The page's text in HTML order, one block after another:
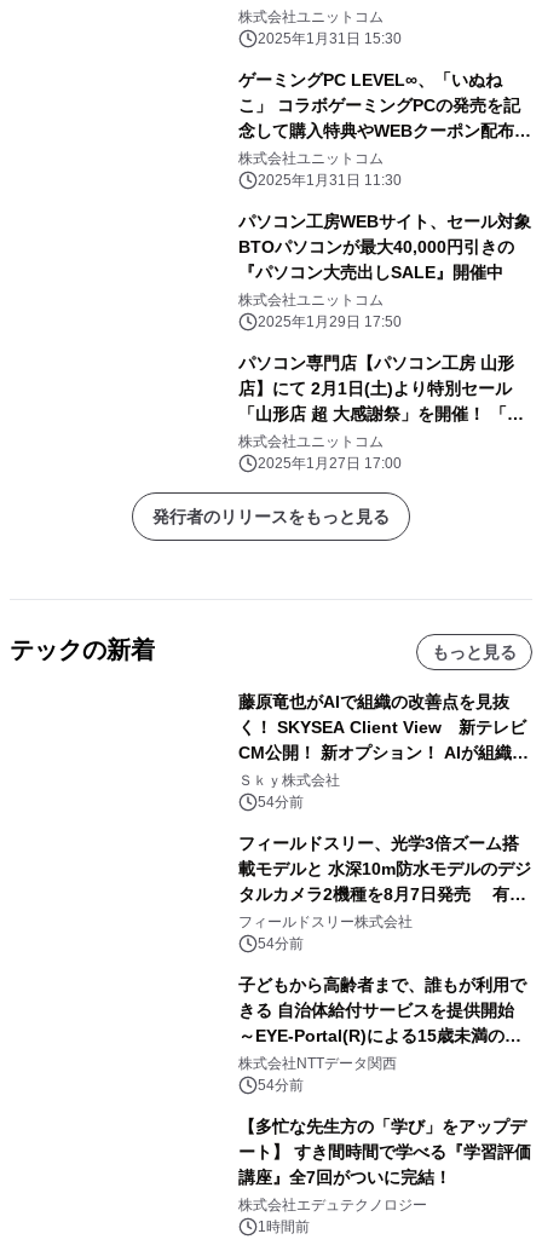
ボPC購入時に使える 5,000円OFF
WEBクーポン配布
株式会社ユニットコム
2025年1月31日 15:30
ゲーミングPC LEVEL∞、「いぬね
こ」 コラボゲーミングPCの発売を記
念して購入特典やWEBクーポン配布
さらに、サイン入りコラボPCが当たる
キャンペーン実施
株式会社ユニットコム
2025年1月31日 11:30
パソコン工房WEBサイト、セール対象
BTOパソコンが最大40,000円引きの
『パソコン大売出しSALE』開催中
株式会社ユニットコム
2025年1月29日 17:50
パソコン専門店【パソコン工房 山形
店】にて 2月1日(土)より特別セール
「山形店 超 大感謝祭」を開催！ 「オ
ススメ即納パソコン」を豊富に取り揃
え！ 更に「PCパーツ・周辺機器等の
セール商品」を記念プライスにてご奉
仕！
株式会社ユニットコム
2025年1月27日 17:00
発行者のリリースをもっと見る
テックの新着 もっと見る
藤原竜也がAIで組織の改善点を見抜
く！ SKYSEA Client View 新テレビ
CM公開！ 新オプション！ AIが組織の
業務実態を分析し労務改善を支援。 藤
原竜也メイキング動画公開 「もしAIが
る自信がある」「昨年の夏はカブトム
シを捕まえたり、虫と戦ったり…」
Ｓｋｙ株式会社
54分前
フィールドスリー、光学3倍ズーム搭
載モデルと 水深10m防水モデルのデジ
タルカメラ2機種を8月7日発売 有効
約1300万画素、用途別に選べるコンデ
ジ新登場
フィールドスリー株式会社
54分前
子どもから高齢者まで、誰もが利用で
きる 自治体給付サービスを提供開始
～EYE-Portal(R)による15歳未満の本
人認証と デジタルデバイド対策で実現
～
株式会社NTTデータ関西
54分前
【多忙な先生方の「学び」をアップデ
ート】 すき間時間で学べる『学習評価
講座』全7回がついに完結！
株式会社エデュテクノロジー
1時間前